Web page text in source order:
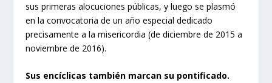
sus primeras alocuciones públicas, y luego se plasmó
en la convocatoria de un año especial dedicado
precisamente a la misericordia (de diciembre de 2015 a
noviembre de 2016).
Sus encíclicas también marcan su pontificado.